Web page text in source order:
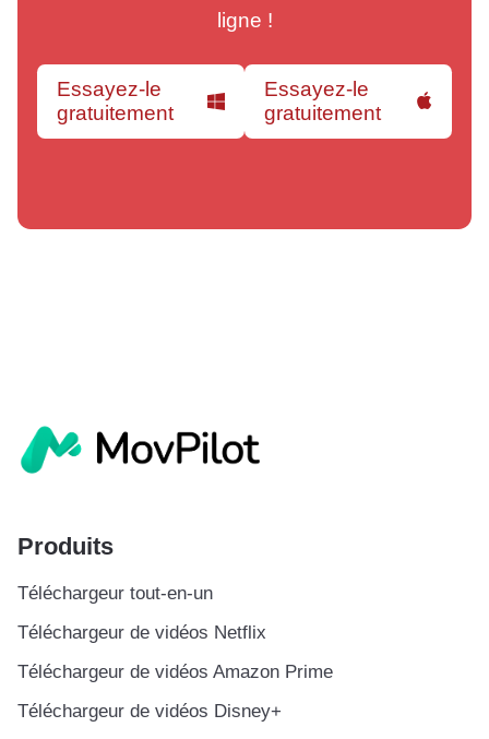
ligne !
Essayez-le
gratuitement
Essayez-le
gratuitement
Produits
Téléchargeur tout-en-un
Téléchargeur de vidéos Netflix
Téléchargeur de vidéos Amazon Prime
Téléchargeur de vidéos Disney+